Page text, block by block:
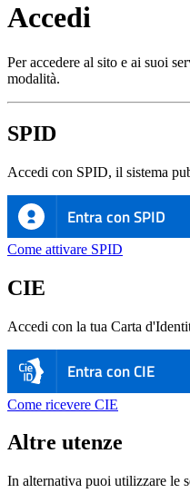
Accedi
Per accedere al sito e ai suoi
modalità.
SPID
Accedi con SPID, il sistema
Entra con SPID
Come attivare SPID
CIE
Accedi con la tua Carta
Entra con CIE
Come ricevere CIE
Altre utenze
In alternativa puoi utilizzare le